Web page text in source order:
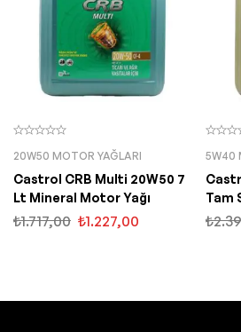
20W50 MOTOR YAĞLARI
Castrol CRB Multi 20W50 7
Lt Mineral Motor Yağı
₺1.717,00 ₺1.227,00
5W40
Tam
₺